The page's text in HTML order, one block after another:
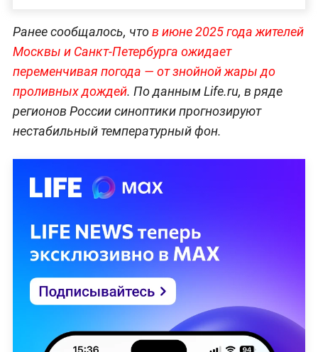
Ранее сообщалось, чтов июне 2025 года жителей
Москвы и Санкт-Петербурга ожидает
переменчивая погода — от знойной жары до
проливных дождей. По данным Life.ru, в ряде
регионов России синоптики прогнозируют
нестабильный температурный фон.